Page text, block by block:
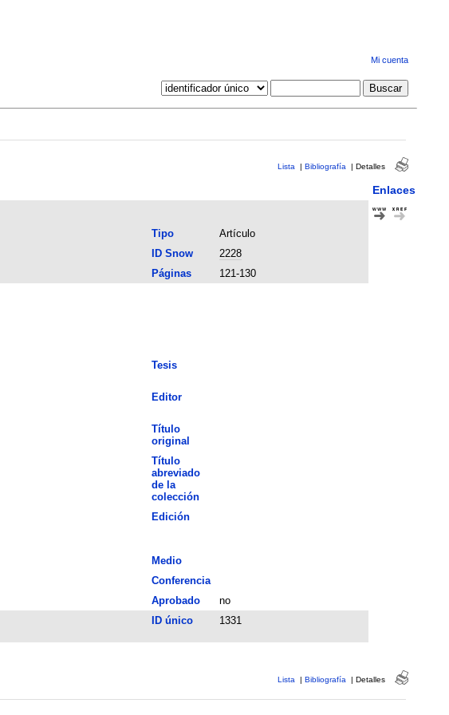
Mi cuenta
Lista | Bibliografía | Detalles
Enlaces
Tipo
Artículo
ID Snow
2228
Páginas
121-130
Tesis
Editor
Título
original
Título
abreviado
de la
colección
Edición
Medio
Conferencia
Aprobado
no
ID único 1331
Lista | Bibliografía | Detalles